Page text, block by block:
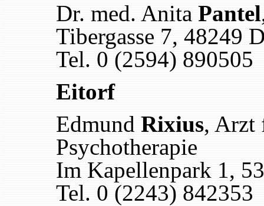
Dr. med. Anita Pantel
Tibergasse 7, 48249
Tel. 0 (2594) 890505
Eitorf
Edmund Rixius, Arzt
Psychotherapie
Im Kapellenpark 1,
Tel. 0 (2243) 842353